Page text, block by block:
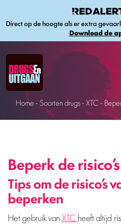
Direct op de hoogte als er extra
Download de
Home-Soorten drugs-XTC-
Beperk de
Tips om de risico’s
beperken
Het gebruik vanXTC heeft altijd